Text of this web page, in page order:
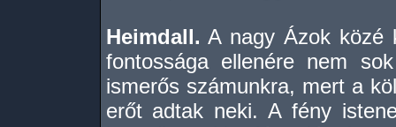
Heimdall. A nagy Ázok közé
fontossága ellenére nem
ismerős számunkra, mert a
erőt adtak neki. A fény